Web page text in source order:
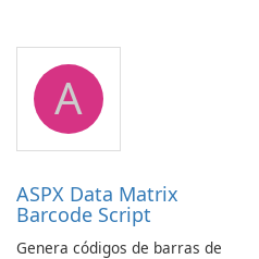
A
ASPX Data Matrix
Barcode Script
Genera códigos de barras de